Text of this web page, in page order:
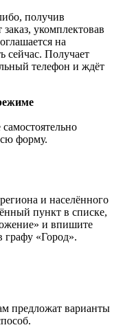
получив
укомплектовав
на
сейчас. Получает
телефон и ждёт
форму.
и населённого
пункт в списке,
и впишите
графу «Город».
предложат варианты